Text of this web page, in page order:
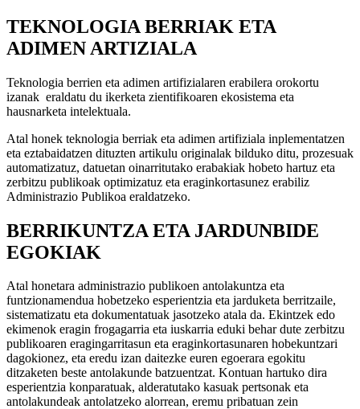
TEKNOLOGIA BERRIAK ETA
ADIMEN ARTIZIALA
Teknologia berrien eta adimen artifizialaren erabilera orokortu
izanak eraldatu du ikerketa zientifikoaren ekosistema eta
hausnarketa intelektuala.
Atal honek teknologia berriak eta adimen artifiziala inplementatzen
eta eztabaidatzen dituzten artikulu originalak bilduko ditu, prozesuak
automatizatuz, datuetan oinarritutako erabakiak hobeto hartuz eta
zerbitzu publikoak optimizatuz eta eraginkortasunez erabiliz
Administrazio Publikoa eraldatzeko.
BERRIKUNTZA ETA JARDUNBIDE
EGOKIAK
Atal honetara administrazio publikoen antolakuntza eta
funtzionamendua hobetzeko esperientzia eta jarduketa berritzaile,
sistematizatu eta dokumentatuak jasotzeko atala da. Ekintzek edo
ekimenok eragin frogagarria eta iuskarria eduki behar dute zerbitzu
publikoaren eragingarritasun eta eraginkortasunaren hobekuntzari
dagokionez, eta eredu izan daitezke euren egoerara egokitu
ditzaketen beste antolakunde batzuentzat. Kontuan hartuko dira
esperientzia konparatuak, alderatutako kasuak pertsonak eta
antolakundeak antolatzeko alorrean, eremu pribatuan zein